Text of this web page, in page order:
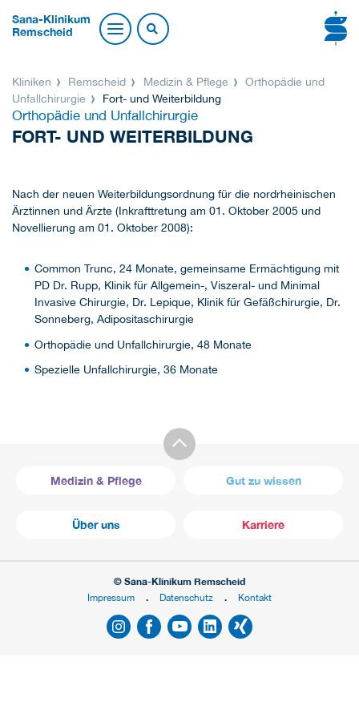
Sana-Klinikum
Remscheid
Kliniken Remscheid Medizin & Pflege
Orthopädie und
Unfallchirurgie
Fort- und Weiterbildung
Orthopädie und Unfallchirurgie
FORT- UND WEITERBILDUNG
Nach der neuen Weiterbildungsordnung für die nordrheinischen
Ärztinnen und Ärzte (Inkrafttretung am 01. Oktober 2005 und
Novellierung am 01. Oktober 2008):
Common Trunc, 24 Monate, gemeinsame Ermächtigung mit
PD Dr. Rupp, Klinik für Allgemein-, Viszeral- und Minimal
Invasive Chirurgie, Dr. Lepique, Klinik für Gefäßchirurgie, Dr.
Sonneberg, Adipositaschirurgie
Orthopädie und Unfallchirurgie, 48 Monate
Spezielle Unfallchirurgie, 36 Monate
Medizin & Pflege Gut zu wissen
Über uns Karriere
© Sana-Klinikum Remscheid
Impressum
Datenschutz Kontakt